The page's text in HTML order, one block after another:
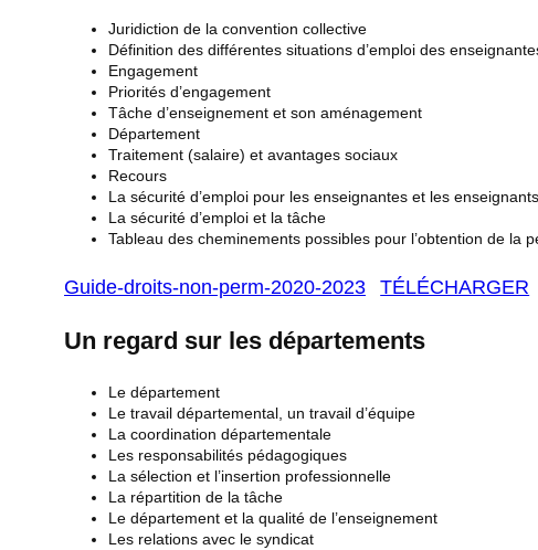
Juridiction de la convention collective
Définition des différentes situations d’emploi des
Engagement
Priorités d’engagement
Tâche d’enseignement et son aménagement
Département
Traitement (salaire) et avantages sociaux
Recours
La sécurité d’emploi pour les enseignantes et les
La sécurité d’emploi et la tâche
Tableau des cheminements possibles pour l’obtention de la
Guide-droits-non-perm-2020-2023 TÉLÉCHARGER
Un regard sur les départements
Le département
Le travail départemental, un travail d’équipe
La coordination départementale
Les responsabilités pédagogiques
La sélection et l’insertion professionnelle
La répartition de la tâche
Le département et la qualité de l’enseignement
Les relations avec le syndicat